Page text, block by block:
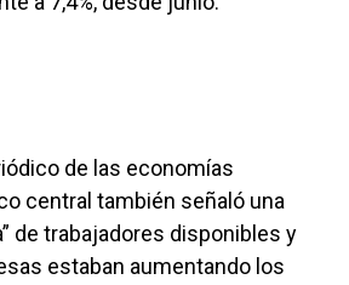
de las economías
central también señaló una
de trabajadores disponibles y
estaban aumentando los